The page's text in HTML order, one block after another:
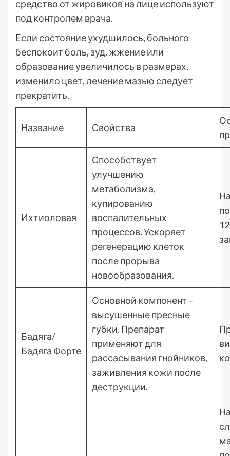
средство от жировиков на лице используют
под контролем врача.
Если состояние ухудшилось, больного
беспокоит боль, зуд, жжение или
образование увеличилось в размерах,
изменило цвет, лечение мазью следует
прекратить.
Название Свойства
Ихтиоловая
Способствует
улучшению
метаболизма,
купированию
воспалительных
процессов. Ускоряет
регенерацию клеток
после прорыва
новообразования.
Бадяга/
Бадяга Форте
Основной компонент –
высушенные пресные
губки. Препарат
применяют для
рассасывания гнойников,
заживления кожи после
деструкции.